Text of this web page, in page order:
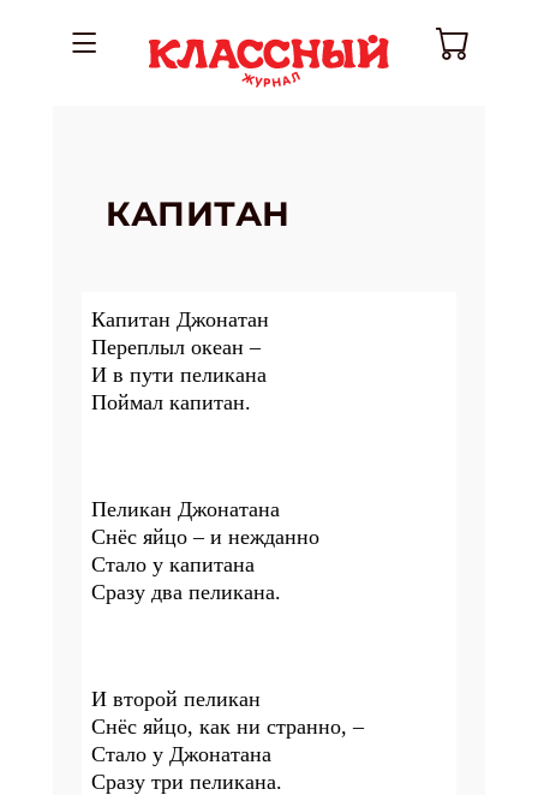
КАПИТАН
Капитан Джонатан
Переплыл океан –
И в пути пеликана
Поймал капитан.
Пеликан Джонатана
Снёс яйцо – и нежданно
Стало у капитана
Сразу два пеликана.
И второй пеликан
Снёс яйцо, как ни странно, –
Стало у Джонатана
Сразу три пеликана.